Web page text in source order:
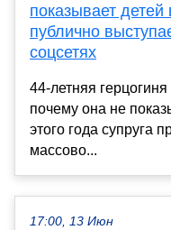
показывает детей
публично
соцсетях
44-летняя
почему она не
этого года супруга
массово...
17:00, 13 Июн